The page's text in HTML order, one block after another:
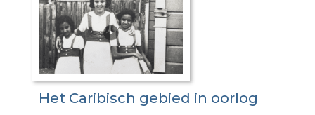
Het Caribisch gebied in oorlog